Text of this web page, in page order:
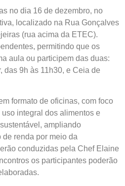
no dia 16 de dezembro, no
localizado na Rua Gonçalves
(rua acima da ETEC).
permitindo que os
aula ou participem das duas:
das 9h às 11h30, e Ceia de
formato de oficinas, com foco
integral dos alimentos e
ampliando
renda por meio da
conduzidas pela Chef Elaine
os participantes poderão